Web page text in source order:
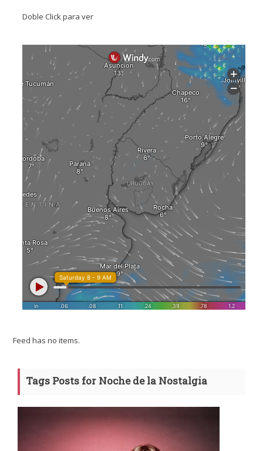
Doble Click para ver
Feed has no items.
Tags Posts for Noche de la Nostalgia